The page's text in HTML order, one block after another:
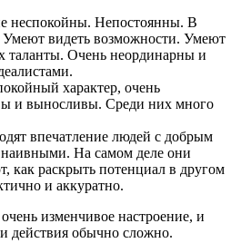
неспокойны. Непостоянны. В
Умеют видеть возможности. Умеют
таланты. Очень неординарны и
характер, очень
и выносливы. Среди них много
впечатление людей с добрым
На самом деле они
как раскрыть потенциал в другом
и аккуратно.
очень изменчивое настроение, и
действия обычно сложно.